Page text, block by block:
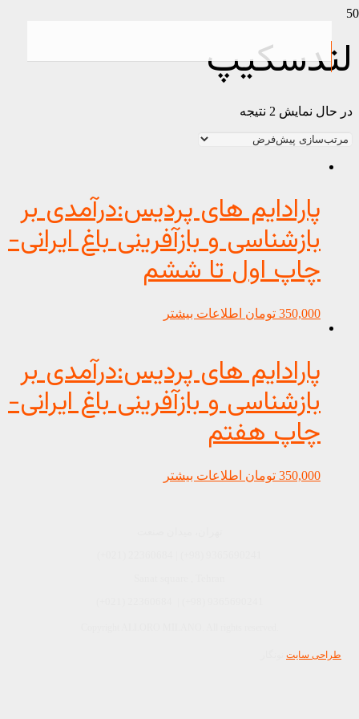
لندسکیپ
در حال نمایش 2 نتیجه
پارادایم های پردیس:درآمدی بر
بازشناسی و بازآفرینی باغ ایرانی-
چاپ اول تا ششم
350,000 تومان اطلاعات بیشتر
پارادایم های پردیس:درآمدی بر
بازشناسی و بازآفرینی باغ ایرانی-
چاپ هفتم
350,000 تومان اطلاعات بیشتر
طراحی سایت